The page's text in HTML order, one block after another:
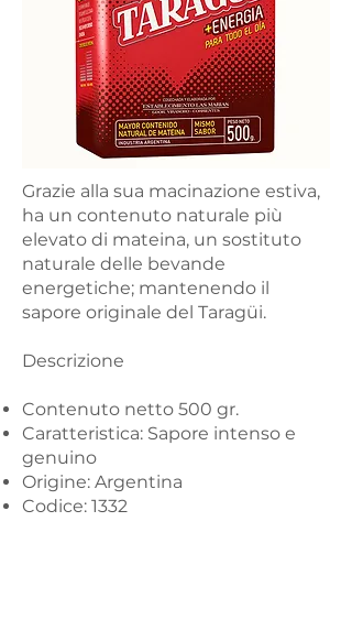
Grazie alla sua macinazione estiva,
ha un contenuto naturale più
elevato di mateina, un sostituto
naturale delle bevande
energetiche; mantenendo il
sapore originale del Taragüi.
Descrizione
Contenuto netto 500 gr.
Caratteristica: Sapore intenso e
genuino
Origine: Argentina
Codice: 1332